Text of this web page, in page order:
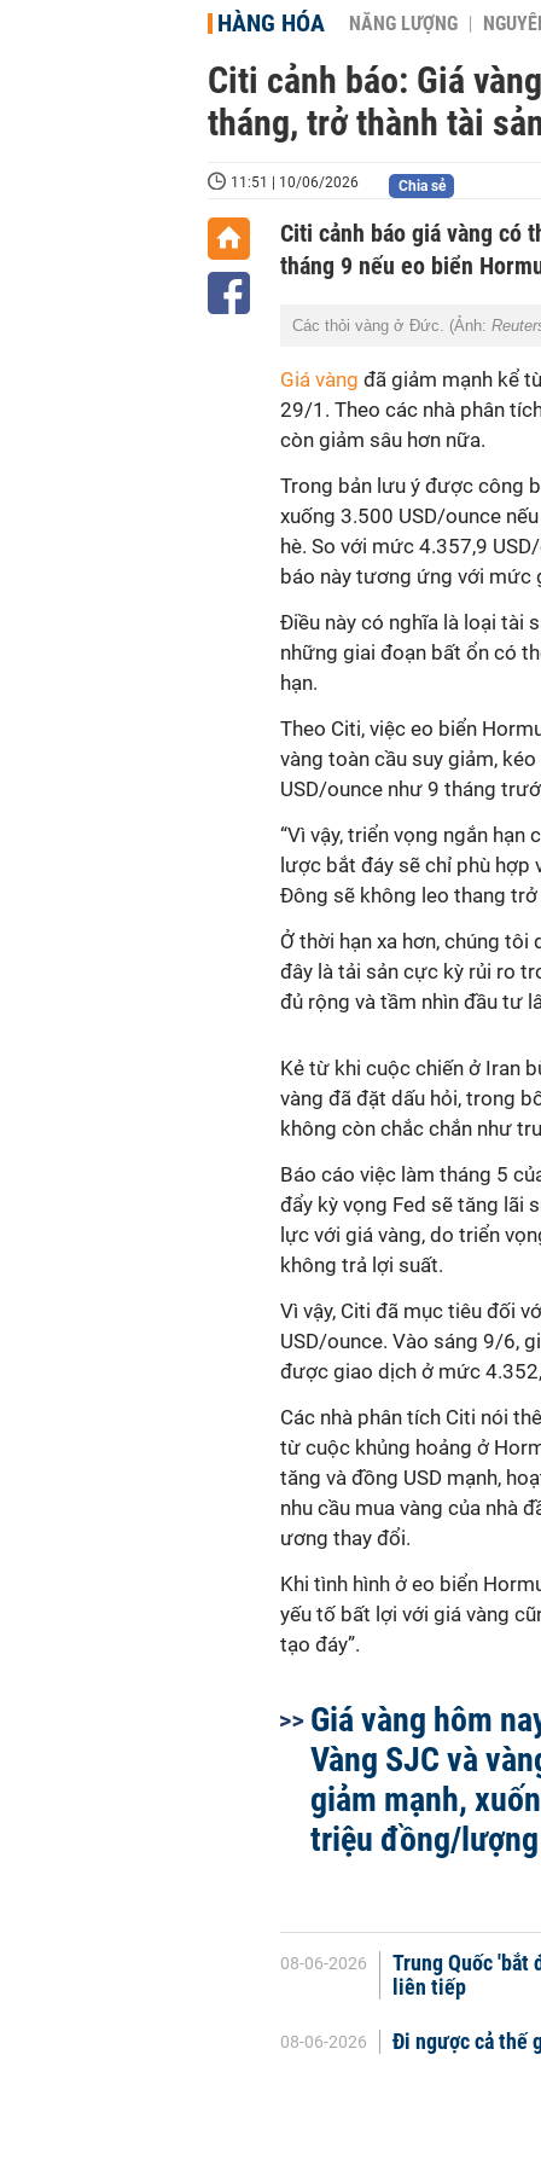
HÀNG HÓA NĂNG LƯỢNG
Citi cảnh báo: Giá
tháng, trở thành tài
11:51 | 10/06/2026 Chia sẻ
Citi cảnh báo giá vàng có
tháng 9 nếu eo biển
Các thỏi vàng ở Đức. (Ảnh:
Giá vàng đã giảm mạnh kể
29/1. Theo các nhà phân
còn giảm sâu hơn nữa.
Trong bản lưu ý được công
xuống 3.500 USD/ounce
hè. So với mức 4.357,9
báo này tương ứng với mức
Điều này có nghĩa là loại tài
những giai đoạn bất ổn có
hạn.
Theo Citi, việc eo biển
vàng toàn cầu suy giảm,
USD/ounce như 9 tháng
“Vì vậy, triển vọng ngắn
lược bắt đáy sẽ chỉ phù
Đông sẽ không leo thang trở
Ở thời hạn xa hơn, chúng
đây là tải sản cực kỳ rủi ro
đủ rộng và tầm nhìn đầu tư
Kẻ từ khi cuộc chiến ở Iran
vàng đã đặt dấu hỏi, trong
không còn chắc chắn như
Báo cáo việc làm tháng 5
đẩy kỳ vọng Fed sẽ tăng lãi
lực với giá vàng, do triển
không trả lợi suất.
Vì vậy, Citi đã mục tiêu đối
USD/ounce. Vào sáng 9/6,
được giao dịch ở mức
Các nhà phân tích Citi nói
từ cuộc khủng hoảng ở
tăng và đồng USD mạnh,
nhu cầu mua vàng của nhà
ương thay đổi.
Khi tình hình ở eo biển
yếu tố bất lợi với giá vàng
tạo đáy”.
Giá vàng hôm
Vàng SJC và
giảm mạnh,
triệu đồng/lượng
08-06-2026
Trung Quốc 'bắt
liên tiếp
08-06-2026 Đi ngược cả thế